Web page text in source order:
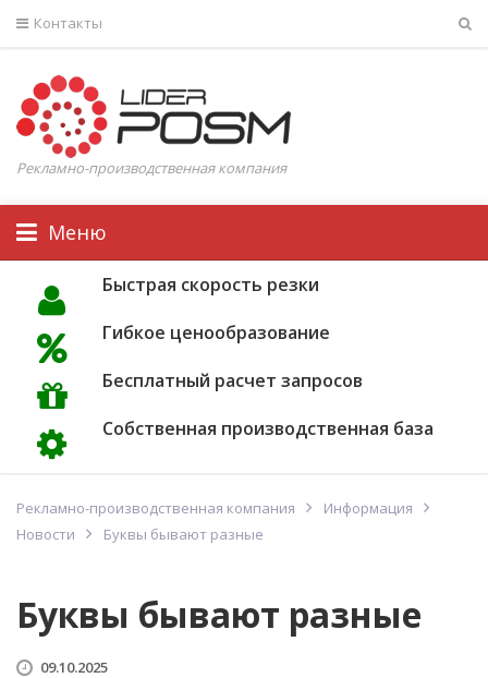
Контакты
Рекламно-производственная компания
Меню
Быстрая скорость резки
Гибкое ценообразование
Бесплатный расчет запросов
Собственная производственная база
Рекламно-производственная компания
Информация
Новости
Буквы бывают разные
Буквы бывают разные
09.10.2025